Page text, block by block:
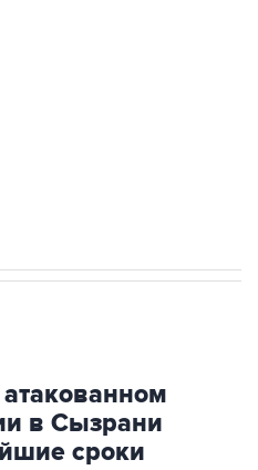
в Сызрани
сроки